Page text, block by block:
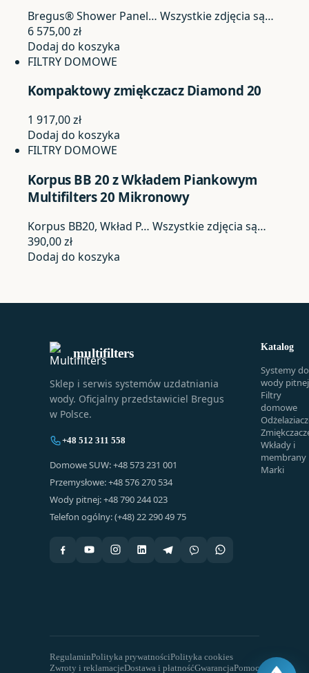
Bregus® Shower Panel… Wszystkie zdjęcia są…
6 575,00zł
Dodaj do koszyka
FILTRY DOMOWE
Kompaktowy zmiękczacz Diamond 20
1 917,00zł
Dodaj do koszyka
FILTRY DOMOWE
Korpus BB 20 z Wkładem Piankowym
Multifilters 20 Mikronowy
Korpus BB20, Wkład P… Wszystkie zdjęcia są…
390,00zł
Dodaj do koszyka
multifilters
Sklep i serwis systemów uzdatniania
wody. Oficjalny przedstawiciel Bregus
w Polsce.
+48 512 311 558
Domowe SUW: +48 573 231 001
Przemysłowe: +48 576 270 534
Wody pitnej: +48 790 244 023
Telefon ogólny: (+48) 22 290 49 75
Katalog
Systemy do
wody pitnej
Filtry
domowe
Wkłady i
membrany
Marki
RegulaminPolityka prywatnościPolityka cookies
Zwroty i reklamacjeDostawa i płatnośćGwarancjaPomoc